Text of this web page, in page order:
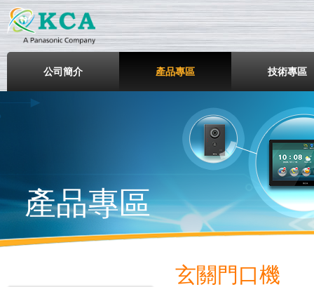
鎧鋒企業股份有限公司
公司簡介 產品專區 技術專區
產品專區
玄關門口機